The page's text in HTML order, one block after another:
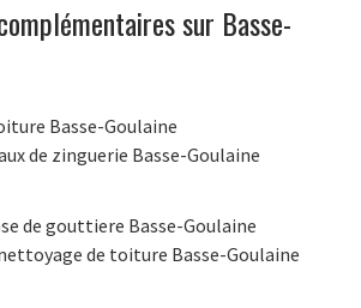
sur Basse-
Basse-Goulaine
de zinguerie Basse-Goulaine
de gouttiere Basse-Goulaine
de toiture Basse-Goulaine